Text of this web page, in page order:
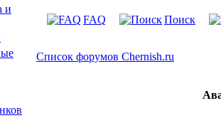
и
FAQ Поиск
Список форумов Chernish.ru